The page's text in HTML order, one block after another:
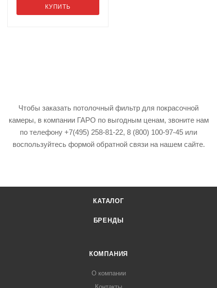
КУПИТЬ
Чтобы заказать потолочный фильтр для покрасочной
камеры, в компании ГАРО по выгодным ценам, звоните нам
по телефону +7(495) 258-81-22, 8 (800) 100-97-45 или
воспользуйтесь формой обратной связи на нашем сайте.
КАТАЛОГ
БРЕНДЫ
КОМПАНИЯ
О компании